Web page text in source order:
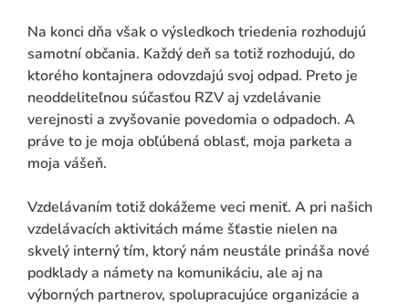
Na konci dňa však o výsledkoch triedenia rozhodujú
samotní občania. Každý deň sa totiž rozhodujú, do
ktorého kontajnera odovzdajú svoj odpad. Preto je
neoddeliteľnou súčasťou RZV aj vzdelávanie
verejnosti a zvyšovanie povedomia o odpadoch. A
práve to je moja obľúbená oblasť, moja parketa a
moja vášeň.
Vzdelávaním totiž dokážeme veci meniť. A pri našich
vzdelávacích aktivitách máme šťastie nielen na
skvelý interný tím, ktorý nám neustále prináša nové
podklady a námety na komunikáciu, ale aj na
výborných partnerov, spolupracujúce organizácie a